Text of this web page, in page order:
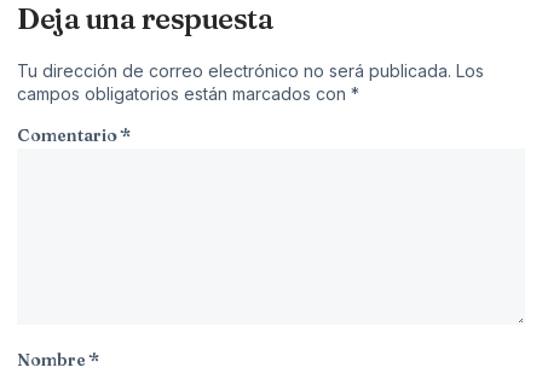
Deja una respuesta
Tu dirección de correo electrónico no será publicada. Los
campos obligatorios están marcados con *
Comentario*
Nombre*